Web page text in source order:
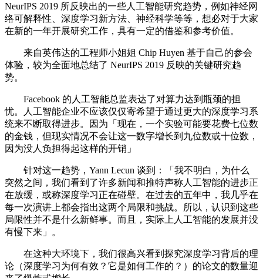
NeurIPS 2019 所反映出的一些人工智能研究趋势，例如神经网
络可解释性、深度学习新方法、神经科学等等，想必对于大家
在新的一年开展研究工作，具有一定的借鉴和参考价值。
来自英伟达的工程师小姐姐 Chip Huyen 基于自己的参会
体验，较为全面地总结了 NeurIPS 2019 反映的关键研究趋
势。
Facebook 的人工智能总监表达了对算力达到瓶颈的担
忧。人工智能企业不应该仅仅寄希望于通过更大的深度学习系
统来不断取得进步。因为「现在，一个实验可能要花费七位数
的金钱，但现实情况不会让这一数字增长到九位数或十位数，
因为没人负担得起这样的开销」
针对这一趋势，Yann Lecun 谈到：「我不明白，为什么
突然之间，我们看到了许多新闻和推特声称人工智能的进步正
在放缓，或称深度学习正在碰壁。在过去的五年中，我几乎在
每一次演讲上都会指出这两个局限和挑战。所以，认识到这些
局限性并不是什么新鲜事。而且，实际上人工智能的发展并没
有慢下来」。
在这种大环境下，我们很高兴看到探究深度学习背后的理
论（深度学习为何有效？它是如何工作的？）的论文的数量迎